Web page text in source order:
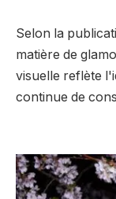
Selon la
matière de
visuelle reflète
continue de